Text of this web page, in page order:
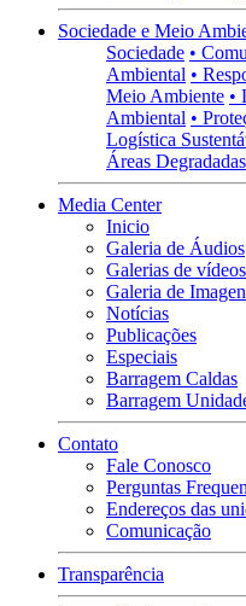
Sociedade e Meio
Sociedade •
Ambiental •
Meio Ambiente •
Ambiental •
Logística
Áreas Degradadas
Media Center
Inicio
Galeria de Áudios
Galerias de vídeos
Galeria de
Notícias
Publicações
Especiais
Barragem Caldas
Barragem
Contato
Fale Conosco
Perguntas
Endereços das
Comunicação
Transparência